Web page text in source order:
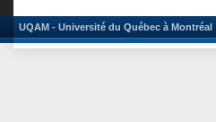
UQAM - Université du Québec à Montréal